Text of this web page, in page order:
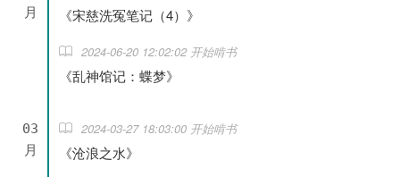
月
《宋慈洗冤笔记（4）》
2024-06-20 12:02:02 开始啃书
《乱神馆记：蝶梦》
03
月
2024-03-27 18:03:00 开始啃书
《沧浪之水》